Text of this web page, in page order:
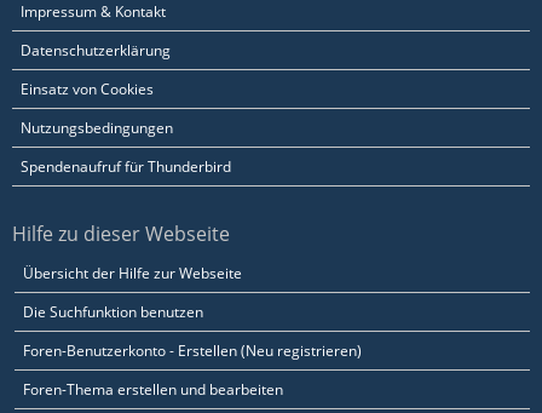
Impressum & Kontakt
Datenschutzerklärung
Einsatz von Cookies
Nutzungsbedingungen
Spendenaufruf für Thunderbird
Hilfe zu dieser Webseite
Übersicht der Hilfe zur Webseite
Die Suchfunktion benutzen
Foren-Benutzerkonto - Erstellen (Neu registrieren)
Foren-Thema erstellen und bearbeiten